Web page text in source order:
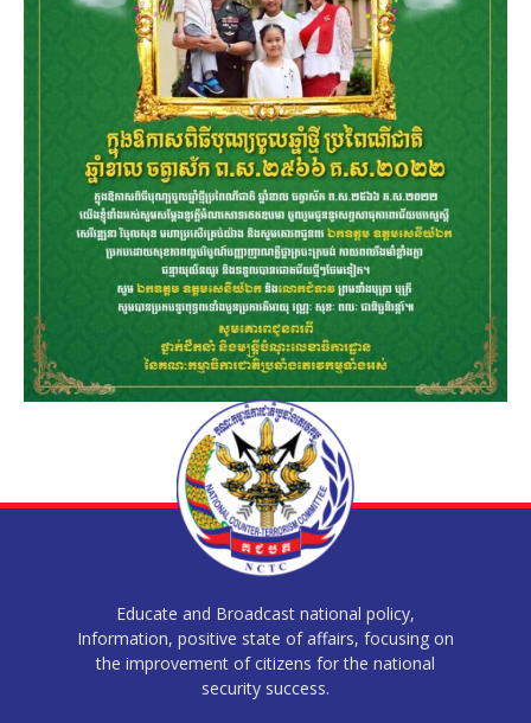
Educate and Broadcast national policy,
Information, positive state of affairs, focusing on
the improvement of citizens for the national
security success.